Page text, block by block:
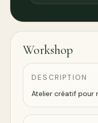
Workshop
DESCRIPTION
Atelier créatif pour